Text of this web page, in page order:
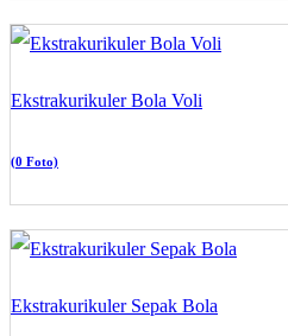
Ekstrakurikuler Bola Voli
(0 Foto)
Ekstrakurikuler Sepak Bola